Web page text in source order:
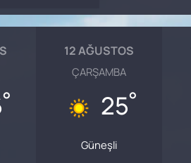
°
12 AĞUSTOS
ÇARŞAMBA
25°
Güneşli